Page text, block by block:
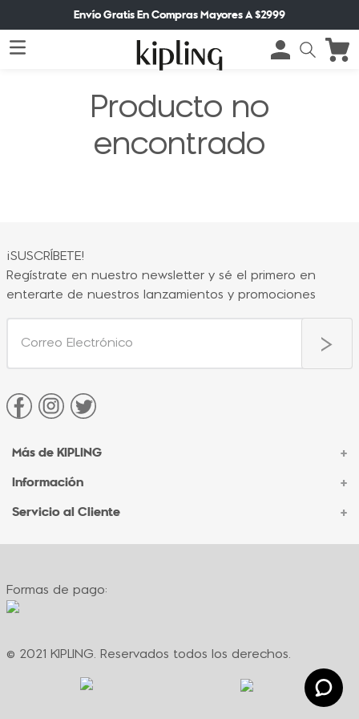
Envío Gratis En Compras Mayores A $2999
Producto no
encontrado
¡SUSCRÍBETE!
Regístrate en nuestro newsletter y sé el primero en
enterarte de nuestros lanzamientos y promociones
Más de KIPLING +
Acerca de Kipling
Sucursales
Información +
Contacto Corporativo
Formas de pago
Servicio al Cliente +
Contacto
Políticas de cambio
Términos y condiciones de promociones
Política de privacidad
Formas de pago:
© 2021 KIPLING. Reservados todos los derechos.